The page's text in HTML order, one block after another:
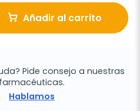
Añadir al carrito
Pide consejo a nuestras
farmacéuticas.
Hablamos